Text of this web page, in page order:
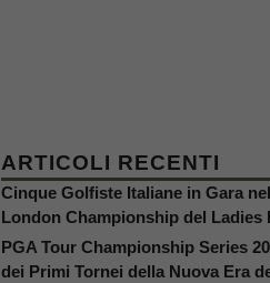
ARTICOLI RECENTI
Cinque Golfiste Italiane in Gara
London Championship del Ladies
PGA Tour Championship Series
dei Primi Tornei della Nuova Era